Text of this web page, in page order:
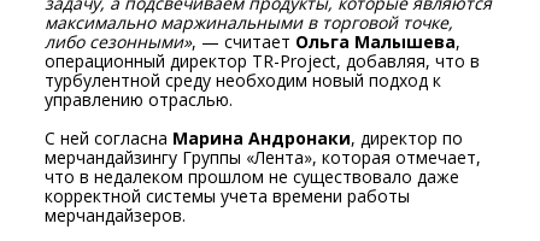
максимально маржинальными в торговой точке,
либо сезонными», — считает Ольга Малышева,
операционный директор TR-Project, добавляя, что в
турбулентной среду необходим новый подход к
управлению отраслью.
С ней согласна Марина Андронаки, директор по
мерчандайзингу Группы «Лента», которая отмечает,
что в недалеком прошлом не существовало даже
корректной системы учета времени работы
мерчандайзеров.